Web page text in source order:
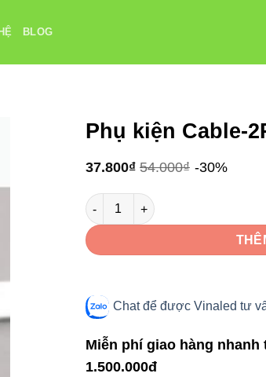
BLOG
Phụ kiện Cable-
37.800₫ 54.000₫ -30%
Phụ kiện Cable-2P-PVC Vinaled
Chat để được Vinaled tư
Miễn phí giao hàng
1.500.000đ